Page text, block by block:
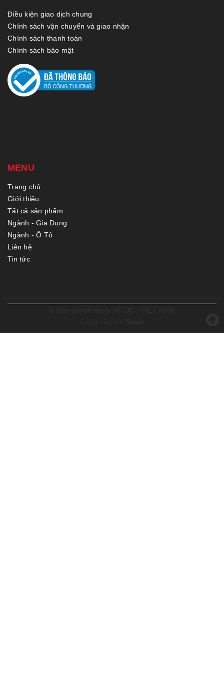
Điều kiện giao dịch chung
Chính sách vận chuyển và giao nhận
Chính sách thanh toán
Chính sách bảo mật
MENU
Trang chủ
Giới thiệu
Tất cả sản phẩm
Ngành - Gia Dụng
Ngành - Ô Tô
Liên hệ
Tin tức